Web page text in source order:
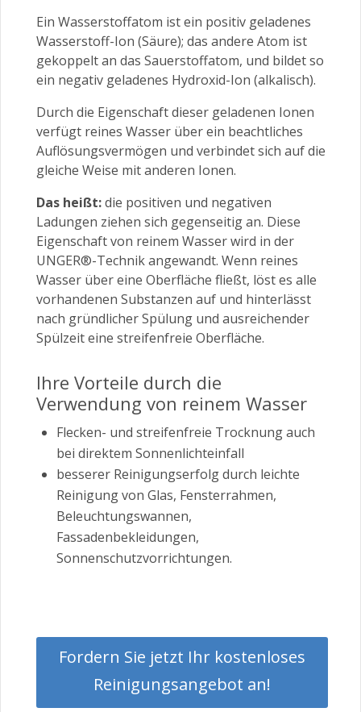
Ein Wasserstoffatom ist ein positiv geladenes
Wasserstoff-Ion (Säure); das andere Atom ist
gekoppelt an das Sauerstoffatom, und bildet so
ein negativ geladenes Hydroxid-Ion (alkalisch).
Durch die Eigenschaft dieser geladenen Ionen
verfügt reines Wasser über ein beachtliches
Auflösungsvermögen und verbindet sich auf die
gleiche Weise mit anderen Ionen.
Das heißt:die positiven und negativen
Ladungen ziehen sich gegenseitig an. Diese
Eigenschaft von reinem Wasser wird in der
UNGER®-Technik angewandt. Wenn reines
Wasser über eine Oberfläche fließt, löst es alle
vorhandenen Substanzen auf und hinterlässt
nach gründlicher Spülung und ausreichender
Spülzeit eine streifenfreie Oberfläche.
Ihre Vorteile durch die
Verwendung von reinem Wasser
Flecken- und streifenfreie Trocknung auch
bei direktem Sonnenlichteinfall
besserer Reinigungserfolg durch leichte
Reinigung von Glas, Fensterrahmen,
Beleuchtungswannen,
Fassadenbekleidungen,
Sonnenschutzvorrichtungen.
Fordern Sie jetzt Ihr kostenloses
Reinigungsangebot an!